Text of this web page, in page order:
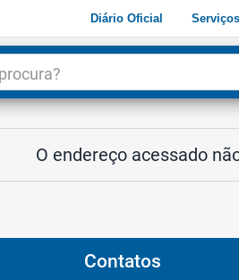
Diário Oficial Serviços
O endereço acessado
Contatos